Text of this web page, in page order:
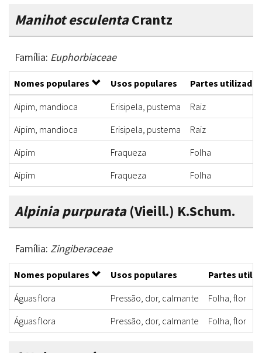
Manihot esculentaCrantz
Família: Euphorbiaceae
Nomes populares Usos populares
Partes utilizadas
Aipim, mandioca
Erisipela, pustema
Raiz
Aipim, mandioca
Erisipela, pustema
Raiz
Aipim
Fraqueza
Folha
Aipim
Fraqueza Folha
Alpinia purpurata(Vieill.) K.Schum.
Família: Zingiberaceae
Nomes populares Usos populares
Partes
Águas flora
Pressão, dor, calmante
Folha, flor
Águas flora
Pressão, dor, calmante Folha, flor